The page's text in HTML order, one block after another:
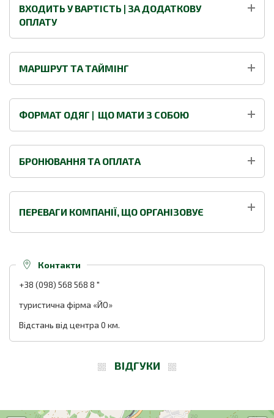
ВХОДИТЬ У ВАРТІСТЬ | ЗА ДОДАТКОВУ
ОПЛАТУ
МАРШРУТ ТА ТАЙМІНГ
ФОРМАТ ОДЯГ | ЩО МАТИ З СОБОЮ
БРОНЮВАННЯ ТА ОПЛАТА
ПЕРЕВАГИ КОМПАНІЇ, ЩО ОРГАНІЗОВУЄ
Контакти
+38 (098) 568 568 8 "
туристична фірма «ЙО»
Відстань від центра 0 км.
ВІДГУКИ